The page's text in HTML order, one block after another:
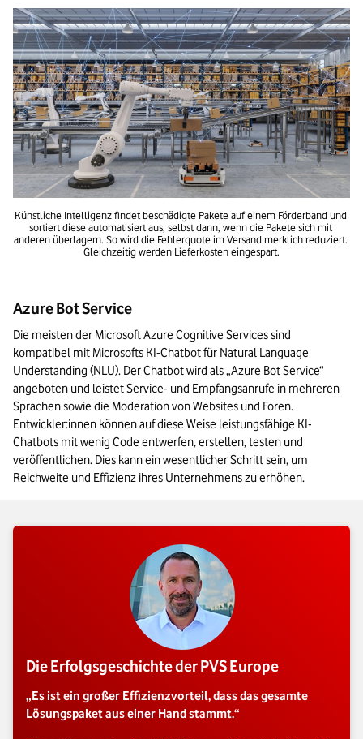
Künstliche Intelligenz findet beschädigte Pakete auf einem Förderband und
sortiert diese automatisiert aus, selbst dann, wenn die Pakete sich mit
anderen überlagern. So wird die Fehlerquote im Versand merklich reduziert.
Gleichzeitig werden Lieferkosten eingespart.
Azure Bot Service
Die meisten der Microsoft Azure Cognitive Services sind
kompatibel mit Microsofts KI-Chatbot für Natural Language
Understanding (NLU). Der Chatbot wird als „Azure Bot Service“
angeboten und leistet Service- und Empfangsanrufe in mehreren
Sprachen sowie die Moderation von Websites und Foren.
Entwickler:innen können auf diese Weise leistungsfähige KI-
Chatbots mit wenig Code entwerfen, erstellen, testen und
Reichweite und Effizienz ihres Unternehmens zu erhöhen.
Die Erfolgsgeschichte der PVS Europe
„Es ist ein großer Effizienzvorteil, dass das gesamte
Lösungspaket aus einer Hand stammt.“